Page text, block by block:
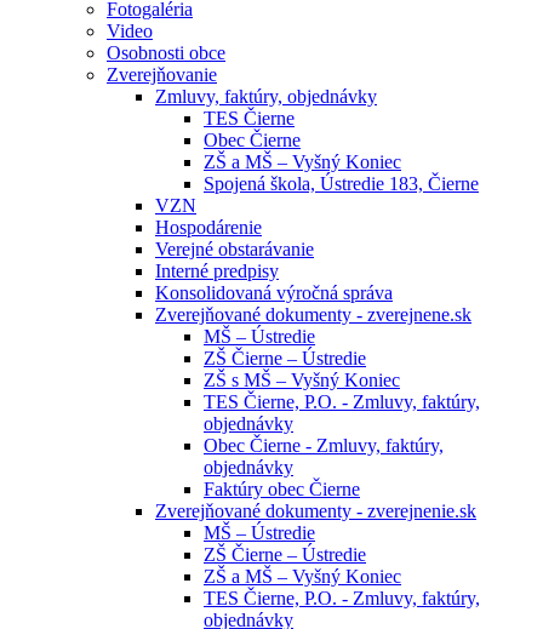
Fotogaléria
Video
Osobnosti obce
Zverejňovanie
Zmluvy, faktúry, objednávky
TES Čierne
Obec Čierne
ZŠ a MŠ – Vyšný Koniec
Spojená škola, Ústredie 183, Čierne
VZN
Hospodárenie
Verejné obstarávanie
Interné predpisy
Konsolidovaná výročná správa
Zverejňované dokumenty - zverejnene.sk
MŠ – Ústredie
ZŠ Čierne – Ústredie
ZŠ s MŠ – Vyšný Koniec
TES Čierne, P.O. - Zmluvy, faktúry,
objednávky
Obec Čierne - Zmluvy, faktúry,
objednávky
Faktúry obec Čierne
Zverejňované dokumenty - zverejnenie.sk
MŠ – Ústredie
ZŠ Čierne – Ústredie
ZŠ a MŠ – Vyšný Koniec
TES Čierne, P.O. - Zmluvy, faktúry,
objednávky